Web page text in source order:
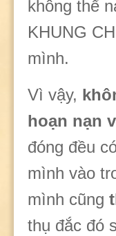
không thể
KHUNG
mình.
Vì vậy,
hoạn nạn
đóng đều
mình vào
mình cũng
thụ đắc đó